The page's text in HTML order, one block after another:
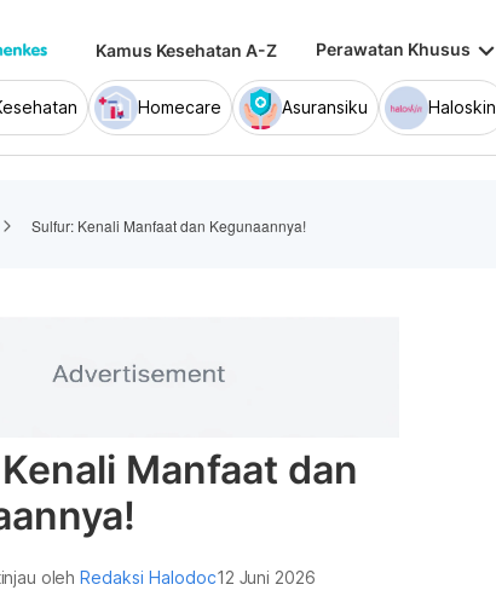
Kamus Kesehatan A-Z Perawatan Khusus keyboard_arrow_down
Homecare Asuransiku Haloskin
Sulfur: Kenali Manfaat dan Kegunaannya!
Manfaat dan
olehRedaksi Halodoc12 Juni 2026